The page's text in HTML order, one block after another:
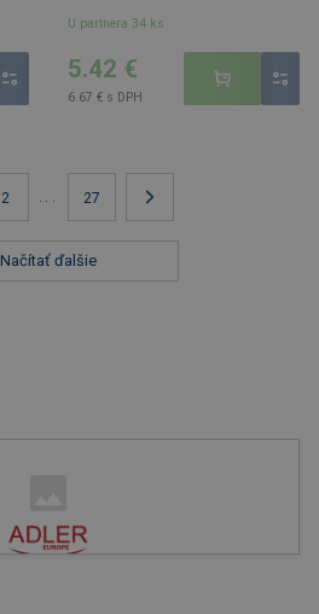
U partnera 34 ks
5.42 €
6.67 € s DPH
Načítať ďalšie
2 ... 27